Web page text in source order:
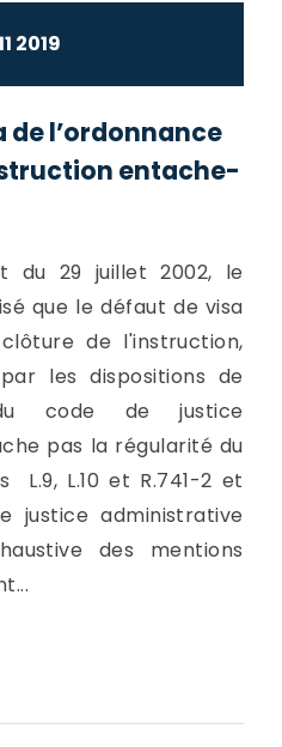
2019
de l’ordonnance
entache-
du 29 juillet 2002, le
que le défaut de visa
de l'instruction,
les dispositions de
code de justice
pas la régularité du
L.9, L.10 et R.741-2 et
justice administrative
des mentions